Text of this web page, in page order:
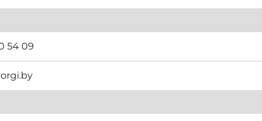
54 09